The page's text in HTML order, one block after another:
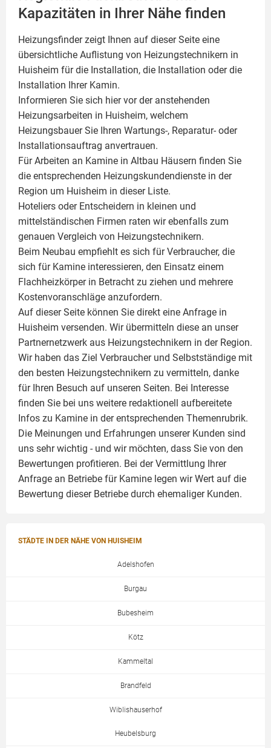
Kapazitäten in Ihrer Nähe finden
Heizungsfinder zeigt Ihnen auf dieser Seite eine
übersichtliche Auflistung von Heizungstechnikern in
Huisheim für die Installation, die Installation oder die
Installation Ihrer Kamin.
Informieren Sie sich hier vor der anstehenden
Heizungsarbeiten in Huisheim, welchem
Heizungsbauer Sie Ihren Wartungs-, Reparatur- oder
Installationsauftrag anvertrauen.
Für Arbeiten an Kamine in Altbau Häusern finden Sie
die entsprechenden Heizungskundendienste in der
Region um Huisheim in dieser Liste.
Hoteliers oder Entscheidern in kleinen und
mittelständischen Firmen raten wir ebenfalls zum
genauen Vergleich von Heizungstechnikern.
Beim Neubau empfiehlt es sich für Verbraucher, die
sich für Kamine interessieren, den Einsatz einem
Flachheizkörperin Betracht zu ziehen und mehrere
Kostenvoranschläge anzufordern.
Auf dieser Seite können Sie direkt eine Anfrage in
Huisheim versenden. Wir übermitteln diese an unser
Partnernetzwerk aus Heizungstechnikern in der Region.
Wir haben das Ziel Verbraucher und Selbstständige mit
den besten Heizungstechnikern zu vermitteln, danke
für Ihren Besuch auf unseren Seiten. Bei Interesse
finden Sie bei uns weitere redaktionell aufbereitete
Infos zu Kamine in der entsprechenden Themenrubrik.
Die Meinungen und Erfahrungen unserer Kunden sind
uns sehr wichtig - und wir möchten, dass Sie von den
Bewertungen profitieren. Bei der Vermittlung Ihrer
Anfrage an Betriebe für Kamine legen wir Wert auf die
Bewertung dieser Betriebe durch ehemaliger Kunden.
STÄDTE IN DER NÄHE VON HUISHEIM
Adelshofen
Burgau
Bubesheim
Kötz
Kammeltal
Brandfeld
Wiblishauserhof
Heubelsburg